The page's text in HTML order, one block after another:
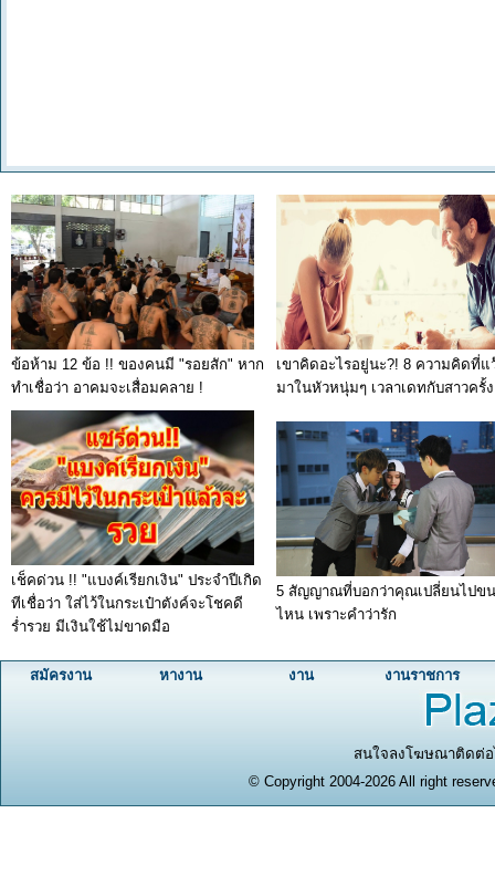
ข้อห้าม 12 ข้อ !! ของคนมี "รอยสัก" หาก
ทำเชื่อว่า อาคมจะเสื่อมคลาย !
เขาคิดอะไรอยู่นะ?! 8 ความคิดที่แ
มาในหัวหนุ่มๆ เวลาเดทกับสาวครั้
เช็คด่วน !! "แบงค์เรียกเงิน" ประจำปีเกิด
ทีเชื่อว่า ใส่ไว้ในกระเป๋าตังค์จะโชคดี
ร่ำรวย มีเงินใช้ไม่ขาดมือ
5 สัญญาณที่บอกว่าคุณเปลี่ยนไปข
ไหน เพราะคำว่ารัก
สมัครงาน หางาน งาน งานราชการ
สนใจลงโฆษณาติดต่อ
© Copyright 2004-2026 All right